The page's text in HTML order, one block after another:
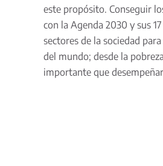
este propósito. Conseguir
con la Agenda 2030 y sus
sectores de la sociedad
del mundo; desde la
importante que